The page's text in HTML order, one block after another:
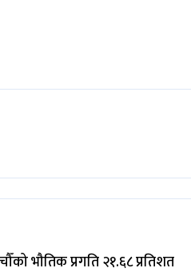
भौतिक प्रगति २१.६८ प्रतिशत